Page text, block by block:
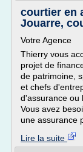
courtier en
Jouarre,
Votre Agence
Thierry vous
projet de
de patrimoine,
et chefs
d'assurance ou
Vous avez
une assurance
Lire la suite